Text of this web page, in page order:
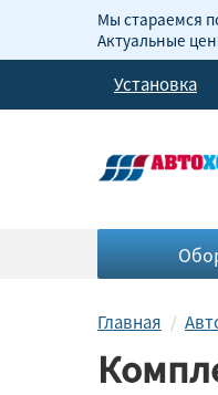
Мы стараемся
Актуальные
Установка
Главная